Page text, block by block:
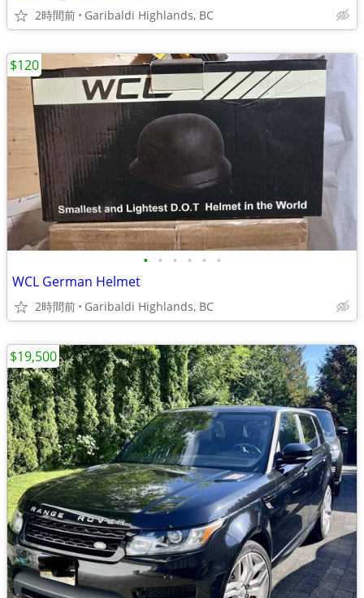
2時間前 Garibaldi Highlands, BC
• • • • • •
WCL German Helmet
2時間前 Garibaldi Highlands, BC
$120
$19,500